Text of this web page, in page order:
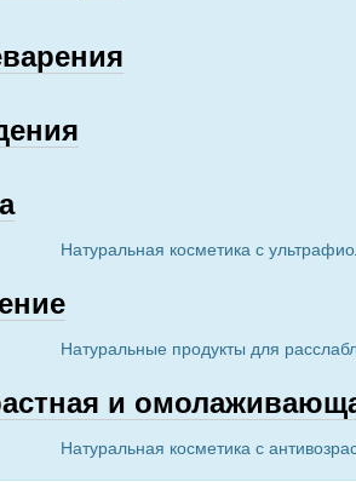
Натуральная косметика с
Натуральные продукты для
и
Натуральная косметика с